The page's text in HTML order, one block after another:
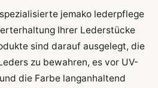
jemako lederpflege
Ihrer Lederstücke
sind darauf ausgelegt, die
zu bewahren, es vor UV-
die Farbe langanhaltend